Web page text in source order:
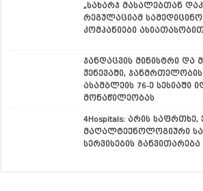
„სახარჯ მასალებთან
რეგულაციამ
კომპანიები
ჯანდაცვის მინისტრი და
ჟენევაში,
ასამბლეის 76-ე სესიაში
მონაწილეობას
4Hospitals: არის საფრთხე,
მაღალტექნოლოგიური
სერვისების